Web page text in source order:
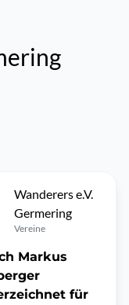
Wanderers e.V.
Germering
Vereine
Markus
für